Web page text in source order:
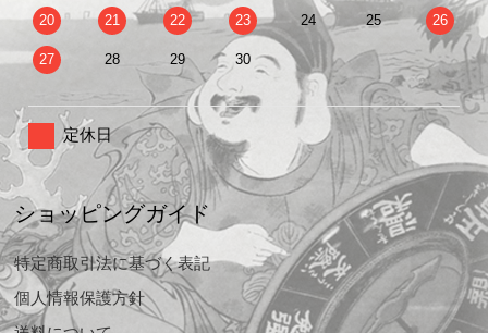
20 21 22 23 24 25 26
27 28 29 30
定休日
ショッピングガイド
特定商取引法に基づく表記
個人情報保護方針